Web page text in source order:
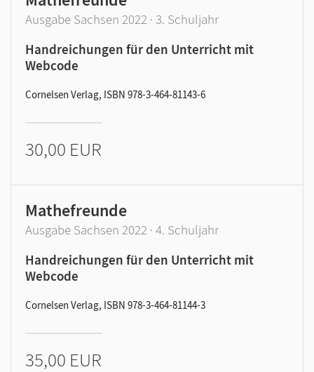
Ausgabe Sachsen 2022 · 3. Schuljahr
Handreichungen für den Unterricht mit
Webcode
Cornelsen Verlag, ISBN 978-3-464-81143-6
30,00 EUR
Mathefreunde
Ausgabe Sachsen 2022 · 4. Schuljahr
Handreichungen für den Unterricht mit
Webcode
Cornelsen Verlag, ISBN 978-3-464-81144-3
35,00 EUR